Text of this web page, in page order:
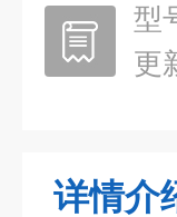
型
更
详情介